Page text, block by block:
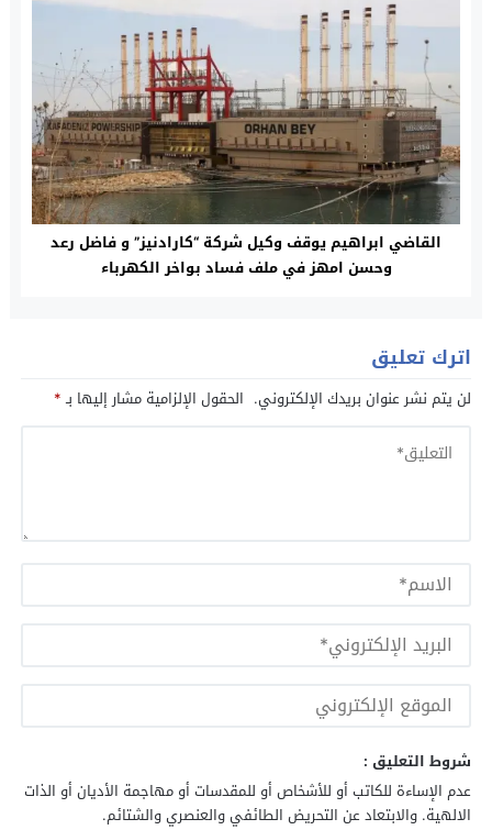
القاضي ابراهيم يوقف وكيل شركة “كارادنيز” و فاضل رعد
وحسن امهز في ملف فساد بواخر الكهرباء
اترك تعليق
لن يتم نشر عنوان بريدك الإلكتروني. الحقول الإلزامية مشار إليها بـ*
شروط التعليق :
عدم الإساءة للكاتب أو للأشخاص أو للمقدسات أو مهاجمة الأديان أو الذات
الالهية. والابتعاد عن التحريض الطائفي والعنصري والشتائم.